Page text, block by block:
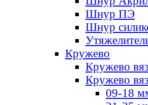
Шнур ПЭ
Шнур
Кружево
Кружево
Кружево
09-18